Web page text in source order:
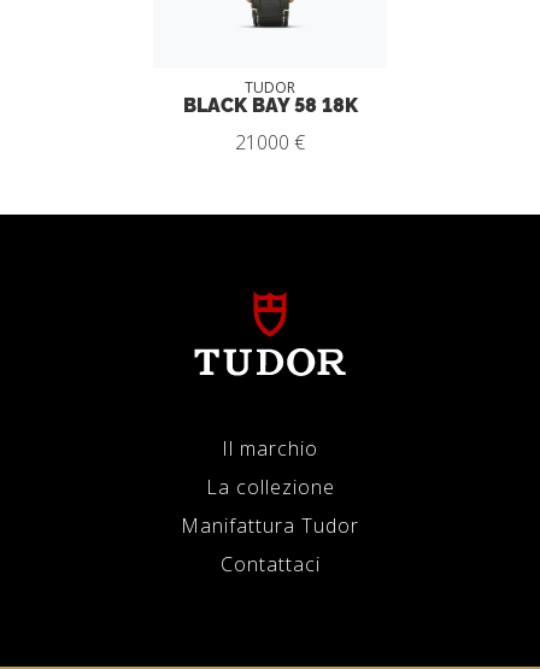
TUDOR
BLACK BAY 58 18K
21000 €
Il marchio
La collezione
Manifattura Tudor
Contattaci